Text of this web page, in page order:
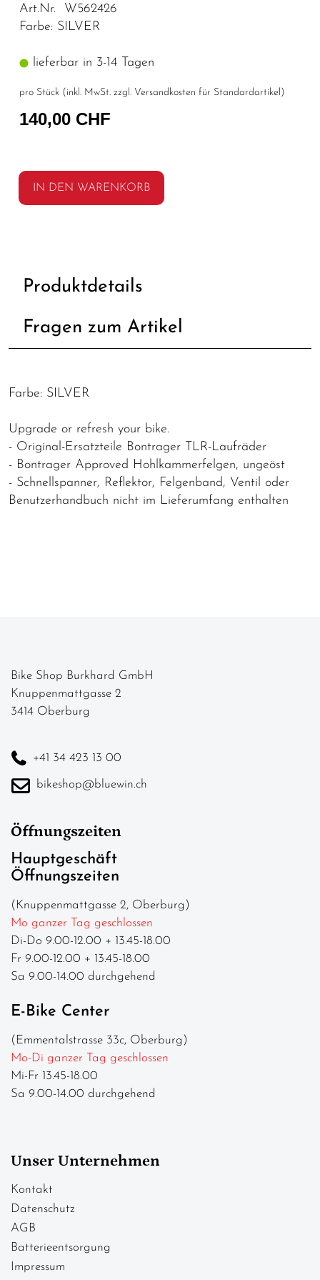
Art.Nr. W562426
Farbe: SILVER
lieferbar in 3-14 Tagen
pro Stück (inkl. MwSt. zzgl. Versandkosten für Standardartikel )
140,00 CHF
IN DEN WARENKORB
Produktdetails
Fragen zum Artikel
Farbe: SILVER
Upgrade or refresh your bike.
- Original-Ersatzteile Bontrager TLR-Laufräder
- Bontrager Approved Hohlkammerfelgen, ungeöst
- Schnellspanner, Reflektor, Felgenband, Ventil oder
Benutzerhandbuch nicht im Lieferumfang enthalten
Bike Shop Burkhard GmbH
Knuppenmattgasse 2
3414 Oberburg
+41 34 423 13 00
bikeshop@bluewin.ch
Öffnungszeiten
Hauptgeschäft
Öffnungszeiten
(Knuppenmattgasse 2, Oberburg)
Mo ganzer Tag geschlossen
Di-Do 9.00-12.00 + 13.45-18.00
Fr 9.00-12.00 + 13.45-18.00
Sa 9.00-14.00 durchgehend
E-Bike Center
(Emmentalstrasse 33c, Oberburg)
Mo-Di ganzer Tag geschlossen
Mi-Fr 13.45-18.00
Sa 9.00-14.00 durchgehend
Unser Unternehmen
Kontakt
Datenschutz
AGB
Batterieentsorgung
Impressum